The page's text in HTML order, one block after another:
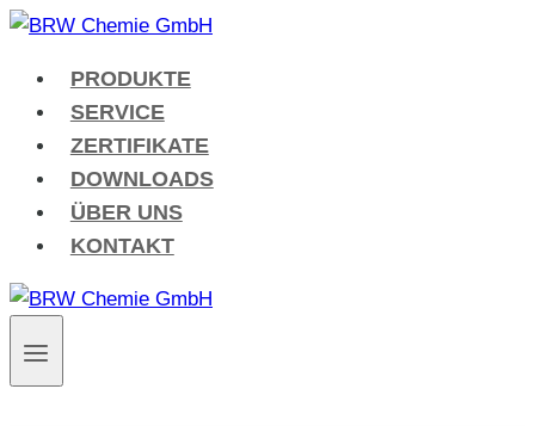
Zum
springenPRODUKTE
SERVICE
ZERTIFIKATE
DOWNLOADS
ÜBER UNS
KONTAKT